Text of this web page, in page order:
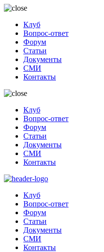
Клуб
Вопрос-ответ
Форум
Статьи
Документы
СМИ
Контакты
Клуб
Вопрос-ответ
Форум
Статьи
Документы
СМИ
Контакты
Клуб
Вопрос-ответ
Форум
Статьи
Документы
СМИ
Контакты